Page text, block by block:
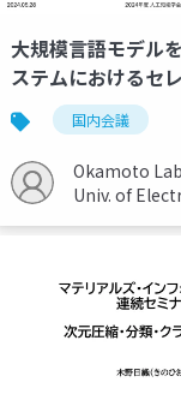
リング 次元圧縮
大規模言語モデル
ステムにおけるセ
判断の検討
国内会議
Okamoto
Univ. of